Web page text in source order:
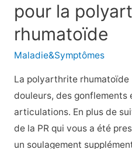
polyarthrite
rhumatoïde
pour la
rhumatoïde
Maladie&Symptômes
La polyarthrite rhumatoïde
douleurs, des gonflements
articulations. En plus de
de la PR qui vous a été
un soulagement